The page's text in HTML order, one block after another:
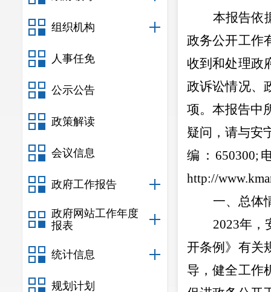
组织机构
人事任免
公示公告
政策解读
会议信息
政府工作报告
政府网站工作年度
报表
统计信息
规划计划
本报告依
政务公开工作
收到和处理政
政诉讼情况、
项。本报告中
疑问，请与安
编： 650300;
http://
一、总体
2023年，
开条例》 有关
导，健全工作